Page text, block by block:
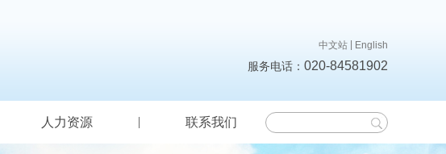
人力资源 联系我们
中文站 English
服务电话： 020-84581902